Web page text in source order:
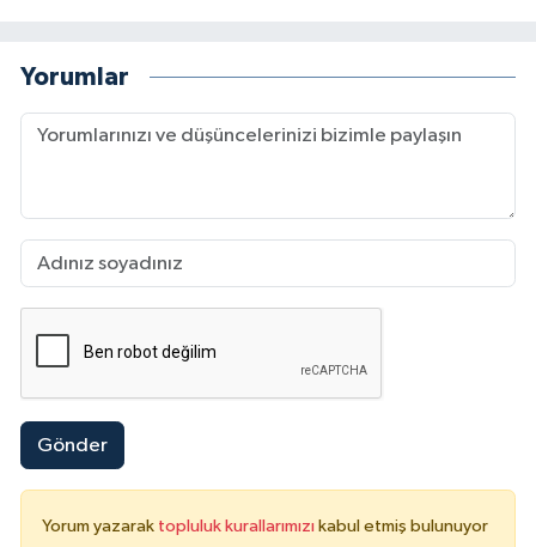
Yorumlar
Gönder
Yorum yazarak topluluk kurallarımızı kabul etmiş bulunuyor